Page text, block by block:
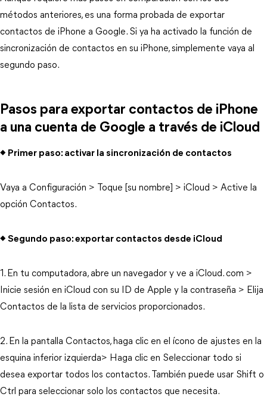
métodos anteriores, es una forma probada de exportar
contactos de iPhone a Google. Si ya ha activado la función de
sincronización de contactos en su iPhone, simplemente vaya al
segundo paso.
Pasos para exportar contactos de iPhone
a una cuenta de Google a través de iCloud
◆ Primer paso: activar la sincronización de contactos
Vaya a Configuración > Toque [su nombre] > iCloud > Active la
opción Contactos.
◆ Segundo paso: exportar contactos desde iCloud
1. En tu computadora, abre un navegador y ve a iCloud. com >
Inicie sesión en iCloud con su ID de Apple y la contraseña > Elija
Contactos de la lista de servicios proporcionados.
2. En la pantalla Contactos, haga clic en el ícono de ajustes en la
esquina inferior izquierda> Haga clic en Seleccionar todo si
desea exportar todos los contactos. También puede usar Shift o
Ctrl para seleccionar solo los contactos que necesita.